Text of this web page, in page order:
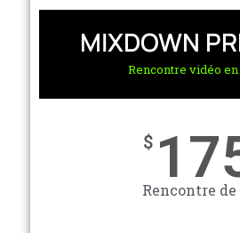
MIXDOWN
Rencontre vidéo
$
Rencontre de